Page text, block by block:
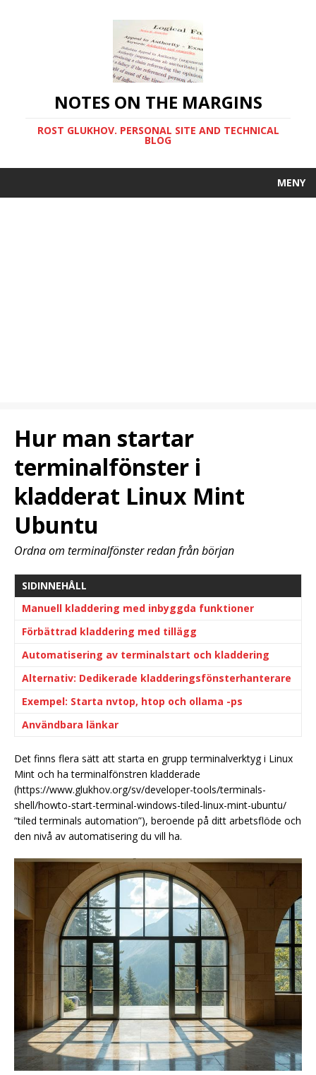
NOTES ON THE MARGINS
ROST GLUKHOV. PERSONAL SITE AND TECHNICAL
BLOG
MENY
Hur man startar
terminalfönster i
kladderat Linux Mint
Ubuntu
Ordna om terminalfönster redan från början
SIDINNEHÅLL
Manuell kladdering med inbyggda funktioner
Förbättrad kladdering med tillägg
Automatisering av terminalstart och kladdering
Alternativ: Dedikerade kladderingsfönsterhanterare
Exempel: Starta nvtop, htop och ollama -ps
Användbara länkar
Det finns flera sätt att starta en grupp terminalverktyg i Linux
Mint och ha terminalfönstren kladderade
(https://www.glukhov.org/sv/developer-tools/terminals-
shell/howto-start-terminal-windows-tiled-linux-mint-ubuntu/
“tiled terminals automation”), beroende på ditt arbetsflöde och
den nivå av automatisering du vill ha.